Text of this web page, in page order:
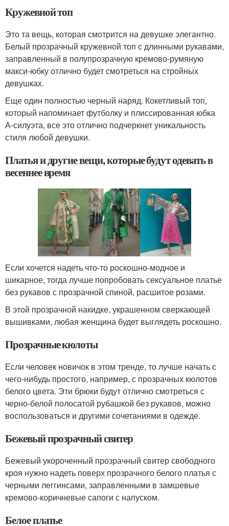
Кружевной топ
Это та вещь, которая смотрится на девушке элегантно.
Белый прозрачный кружевной топ с длинными рукавами,
заправленный в полупрозрачную кремово-румяную
макси-юбку отлично будет смотреться на стройных
девушках.
Еще один полностью черный наряд. Кокетливый топ,
который напоминает футболку и плиссированная юбка
А-силуэта, все это отлично подчеркнет уникальность
стиля любой девушки.
Платья и другие вещи, которые будут одевать в
весеннее время
Если хочется надеть что-то роскошно-модное и
шикарное, тогда лучше попробовать сексуальное платье
без рукавов с прозрачной спиной, расшитое розами.
В этой прозрачной накидке, украшенном сверкающей
вышивками, любая женщина будет выглядеть роскошно.
Прозрачные кюлоты
Если человек новичок в этом тренде, то лучше начать с
чего-нибудь простого, например, с прозрачных кюлотов
белого цвета. Эти брюки будут отлично смотреться с
черно-белой полосатой рубашкой без рукавов, можно
воспользоваться и другими сочетаниями в одежде.
Бежевый прозрачный свитер
Бежевый укороченный прозрачный свитер свободного
кроя нужно надеть поверх прозрачного белого платья с
черными леггинсами, заправленными в замшевые
кремово-коричневые сапоги с напуском.
Белое платье